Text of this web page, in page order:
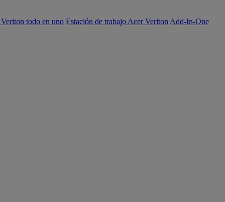
todo en uno Estación de trabajo Acer Veriton Add-In-One